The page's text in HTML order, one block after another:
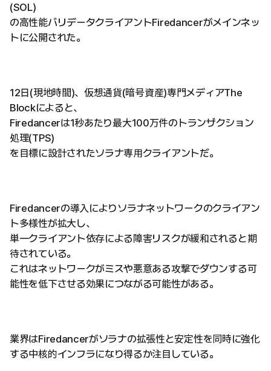
(SOL)
の高性能バリデータクライアントFiredancerがメインネッ
トに公開された。
12日(現地時間)、仮想通貨(暗号資産)専門メディアThe
Blockによると、
Firedancerは1秒あたり最大100万件のトランザクション
処理(TPS)
を目標に設計されたソラナ専用クライアントだ。
Firedancerの導入によりソラナネットワークのクライアン
ト多様性が拡大し、
単一クライアント依存による障害リスクが緩和されると期
待されている。
これはネットワークがミスや悪意ある攻撃でダウンする可
能性を低下させる効果につながる可能性がある。
業界はFiredancerがソラナの拡張性と安定性を同時に強化
する中核的インフラになり得るか注目している。